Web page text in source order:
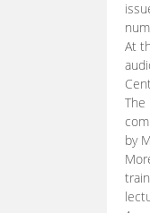
At
The
by